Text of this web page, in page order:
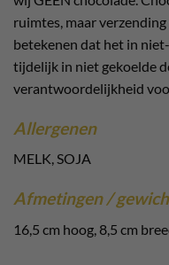
ruimtes, maar
betekenen dat het in
tijdelijk in niet gekoelde
verantwoordelijkheid
Allergenen
MELK, SOJA
Afmetingen /
16,5 cm hoog, 8,5 cm